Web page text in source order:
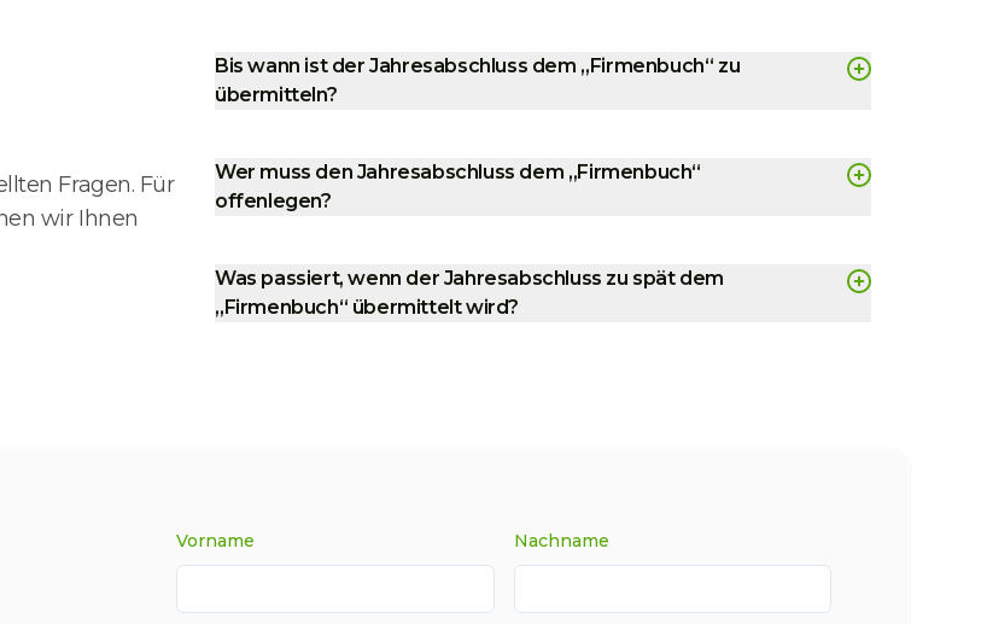
Fragen. Für
wir Ihnen
Bis wann ist der Jahresabschluss dem „Firmenbuch“ zu
übermitteln?
Wer muss den Jahresabschluss dem „Firmenbuch“
offenlegen?
Was passiert, wenn der Jahresabschluss zu spät dem
„Firmenbuch“ übermittelt wird?
Vorname Nachname